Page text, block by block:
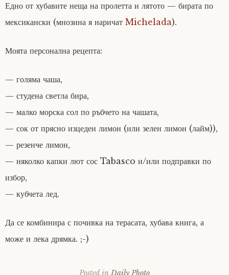
Едно от хубавите неща на пролетта и лятото — бирата по
мексикански (мнозина я наричат Michelada).
Моята персонална рецепта:
— голяма чаша,
— студена светла бира,
— малко морска сол по ръбчето на чашата,
— сок от прясно изцеден лимон (или зелен лимон (лайм)),
— резенче лимон,
— няколко капки лют сос Tabasco и/или подправки по
избор,
— кубчета лед.
Да се комбинира с почивка на терасата, хубава книга, а
може и лека дрямка. ;-)
Posted inDaily Photo